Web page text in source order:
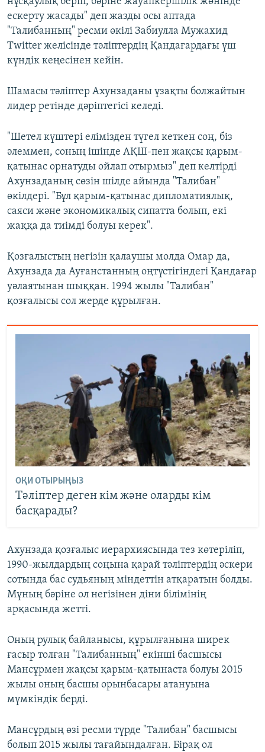
ескерту жасады" деп жазды осы аптада
"Талибанның" ресми өкілі Забиулла Мужахид
Twitter желісінде тәліптердің Қандағардағы үш
күндік кеңесінен кейін.
Шамасы тәліптер Ахунзаданы ұзақты болжайтын
лидер ретінде дәріптегісі келеді.
"Шетел күштері елімізден түгел кеткен соң, біз
әлеммен, соның ішінде АҚШ-пен жақсы қарым-
қатынас орнатуды ойлап отырмыз" деп келтірді
Ахунзаданың сөзін шілде айында "Талибан"
өкілдері. "Бұл қарым-қатынас дипломатиялық,
саяси және экономикалық сипатта болып, екі
жаққа да тиімді болуы керек".
Қозғалыстың негізін қалаушы молда Омар да,
Ахунзада да Ауғанстанның оңтүстігіндегі Қандағар
уәлаятынан шыққан. 1994 жылы "Талибан"
қозғалысы сол жерде құрылған.
ОҚИ ОТЫРЫҢЫЗ
Тәліптер деген кім және оларды кім
басқарады?
Ахунзада қозғалыс иерархиясында тез көтеріліп,
1990-жылдардың соңына қарай тәліптердің әскери
сотында бас судьяның міндеттін атқаратын болды.
Мұның бәріне ол негізінен діни білімінің
арқасында жетті.
Оның рулық байланысы, құрылғанына ширек
ғасыр толған "Талибанның" екінші басшысы
Мансұрмен жақсы қарым-қатынаста болуы 2015
жылы оның басшы орынбасары атануына
мүмкіндік берді.
Мансұрдың өзі ресми түрде "Талибан" басшысы
болып 2015 жылы тағайындалған. Бірақ ол